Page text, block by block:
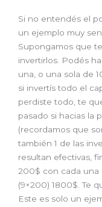
Si no entendés el
un ejemplo muy
Supongamos que
invertirlos. Podés
una, o una sola de
si invertís todo el
perdiste todo, te
pasado si hacias la
(recordamos que
también 1 de las
resultan efectivas,
200$ con cada una
(9×200) 1800$. Te
Este es solo un